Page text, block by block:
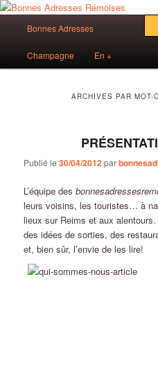
Aller
contenu
principal
Aller
contenu
secondaireBonnes
Des bonnes adresses sur Reims!
principal
Bonnes Adresses
Champagne En +
ARCHIVES PAR MOT-
Publié le30/04/2012 par
L’équipe des
leurs voisins, les touristes… à
lieux sur Reims et aux
des idées de sorties, des
et, bien sûr, l’envie de les lire!